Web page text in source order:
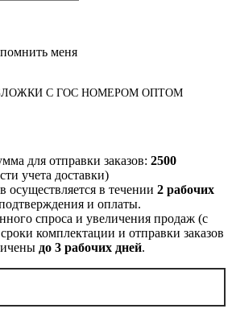
меня
С ГОС НОМЕРОМ ОПТОМ
для отправки заказов: 2500
учета доставки)
осуществляется в течении 2 рабочих
и оплаты.
спроса и увеличения продаж (с
комплектации и отправки заказов
до 3 рабочих дней.